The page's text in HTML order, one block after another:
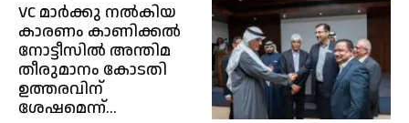
VC മാര്‍ക്കു നല്‍കിയ
കാരണം കാണിക്കല്‍
നോട്ടീസില്‍ അന്തിമ
തീരുമാനം കോടതി
ഉത്തരവിന്
ശേഷമെന്ന്...